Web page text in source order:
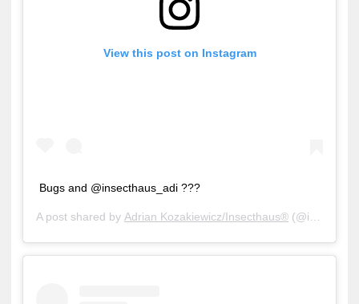
View this post on Instagram
Bugs and @insecthaus_adi ???
A post shared by Adrian Kozakiewicz/Insecthaus® (@insecthaus_adi) on